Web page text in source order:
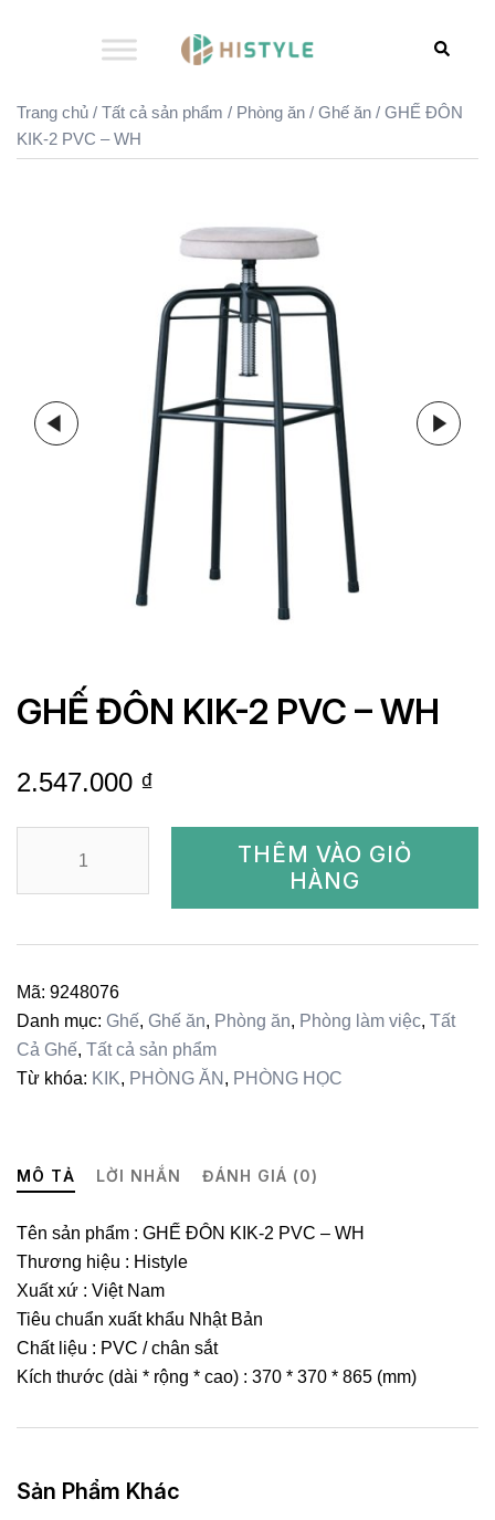
Search
Trang chủ / Tất cả sản phẩm / Phòng ăn / Ghế ăn / GHẾ ĐÔN
KIK-2 PVC – WH
GHẾ ĐÔN KIK-2 PVC – WH
2.547.000 ₫
KIK-
-
WH
số
lượng
THÊM VÀO GIỎ
HÀNG
Mã: 9248076
Danh mục: Ghế, Ghế ăn, Phòng ăn, Phòng làm việc, Tất
Cả Ghế, Tất cả sản phẩm
Từ khóa: KIK, PHÒNG ĂN , PHÒNG HỌC
MÔ TẢ LỜI NHẮN ĐÁNH GIÁ (0)
Tên sản phẩm : GHẾ ĐÔN KIK-2 PVC – WH
Thương hiệu : Histyle
Xuất xứ : Việt Nam
Tiêu chuẩn xuất khẩu Nhật Bản
Chất liệu : PVC / chân sắt
Kích thước (dài * rộng * cao) : 370 * 370 * 865 (mm)
Sản Phẩm Khác